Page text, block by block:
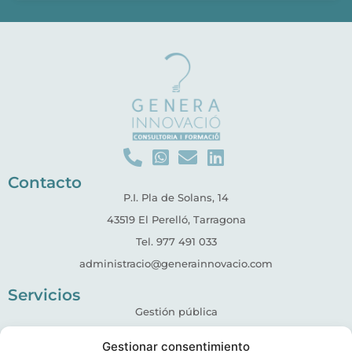
Gestionar consentimiento
Contacto
P.I. Pla de Solans, 14
43519 El Perelló, Tarragona
Tel. 977 491 033
administracio@generainnovacio.com
Servicios
Gestión pública